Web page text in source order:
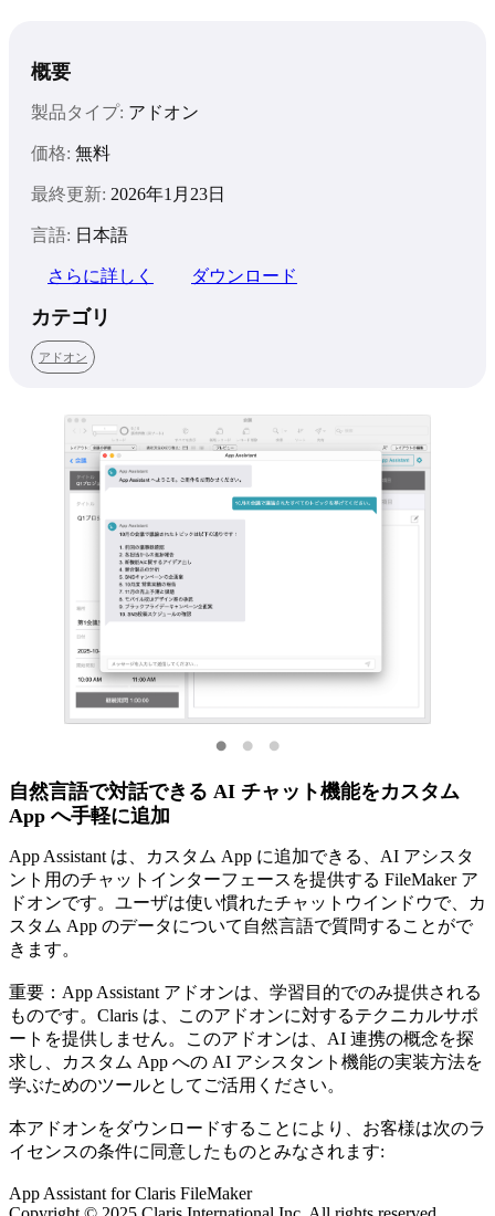
概要
製品タイプ: アドオン
価格: 無料
最終更新: 2026年1月23日
言語: 日本語
さらに詳しく ダウンロード
カテゴリ
アドオン
自然言語で対話できる AI チャット機能をカスタム
App へ手軽に追加
App Assistant は、カスタム App に追加できる、AI アシスタ
ント用のチャットインターフェースを提供する FileMaker ア
ドオンです。ユーザは使い慣れたチャットウインドウで、カ
スタム App のデータについて自然言語で質問することがで
きます。
重要：App Assistant アドオンは、学習目的でのみ提供される
ものです。Claris は、このアドオンに対するテクニカルサポ
ートを提供しません。このアドオンは、AI 連携の概念を探
求し、カスタム App への AI アシスタント機能の実装方法を
学ぶためのツールとしてご活用ください。
本アドオンをダウンロードすることにより、お客様は次のラ
イセンスの条件に同意したものとみなされます:
App Assistant for Claris FileMaker